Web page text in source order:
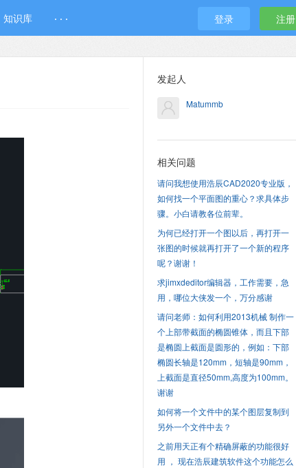
知识库 · · · 登录 注册
发起人
Matummb
相关问题
请问我想使用浩辰CAD2020专业版，
如何找一个平面图的重心？求具体步
骤。小白请教各位前辈。
为何已经打开一个图以后，再打开一
张图的时候就再打开了一个新的程序
呢？谢谢！
求jimxdeditor编辑器，工作需要，急
用，哪位大侠发一个，万分感谢
请问老师：如何利用2013机械 制作一
个上部带截面的椭圆锥体，而且下部
是椭圆上截面是圆形的，例如：下部
椭圆长轴是120mm，短轴是90mm，
上截面是直径50mm,高度为100mm。
谢谢
如何将一个文件中的某个图层复制到
另外一个文件中去？
之前用天正有个精确屏蔽的功能很好
用 ， 现在浩辰建筑软件这个功能怎么